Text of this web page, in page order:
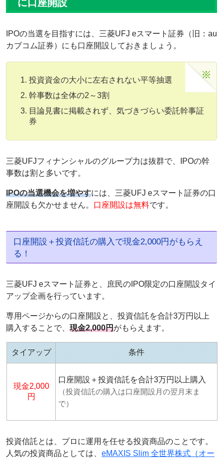
に口座開設
IPOの当選を目指すには、三菱UFJ eスマート証券（旧：au
カブコム証券）にも口座開設しておきましょう。
投資資金の大小に左右されない平等抽選
幹事数は全体の2～3割
目論見書に掲載されず、気づきづらい委託幹事証
券
三菱UFJフィナンシャルのグループ力は抜群で、IPOの幹
事数は割と多いです。
IPOの当選機会を増やすには、三菱UFJ eスマート証券の口
座開設も欠かせません。 口座開設は無料です。
口座開設＋投資信託の購入で現金2,000円がもらえ
る！
三菱UFJ eスマート証券と、庶民のIPO限定の口座開設タイ
アップ企画を行っています。
専用ページからの口座開設と、投資信託を合計3万円以上
購入することで、 現金2,000円がもらえます。
タイアップ 条件
現金2,000
円
口座開設＋投資信託を合計3万円以上購入
（投資信託の購入は口座開設月の翌月末ま
で）
投資信託とは、プロに運用を任せる投資商品のことです。
人気の投資商品としては、 eMAXIS Slim 全世界株式（オー